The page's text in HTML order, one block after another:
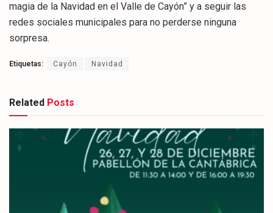
magia de la Navidad en el Valle de Cayón” y a seguir las
redes sociales municipales para no perderse ninguna
sorpresa.
Etiquetas: Cayón Navidad
Related Posts